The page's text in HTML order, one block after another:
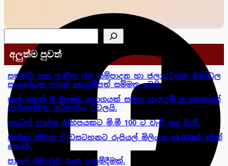
අලුත්ම පුවත්
සත්ත්ව සහ ජාතික ජල සම්පාදන හා ජලාපවහන මණ්ඩල
සංශෝධන පනත් කෙටුම්පත් සම්මත වෙයි.
කල් ඉකුත් වූ ඖෂධ තොගයක් සමඟ සැපයුම් ආයතනයක්
පාරිභෝගික අධිකාරිය වටලයි.
හෙටත් ප්‍රදේශ කිහිපයකට මි.මී 100 ට වැඩි තද වැසි.
ජාතික නිවාස වැඩසටහනට රුපියල් මිලියන 44,000ක් වෙන්
කෙරේ.
පාසල් නිවාඩුව ගැන දැනුම්දීමක්.